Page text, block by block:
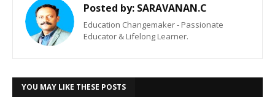
Posted by: SARAVANAN.C
Education Changemaker - Passionate
Educator & Lifelong Learner.
YOU MAY LIKE THESE POSTS